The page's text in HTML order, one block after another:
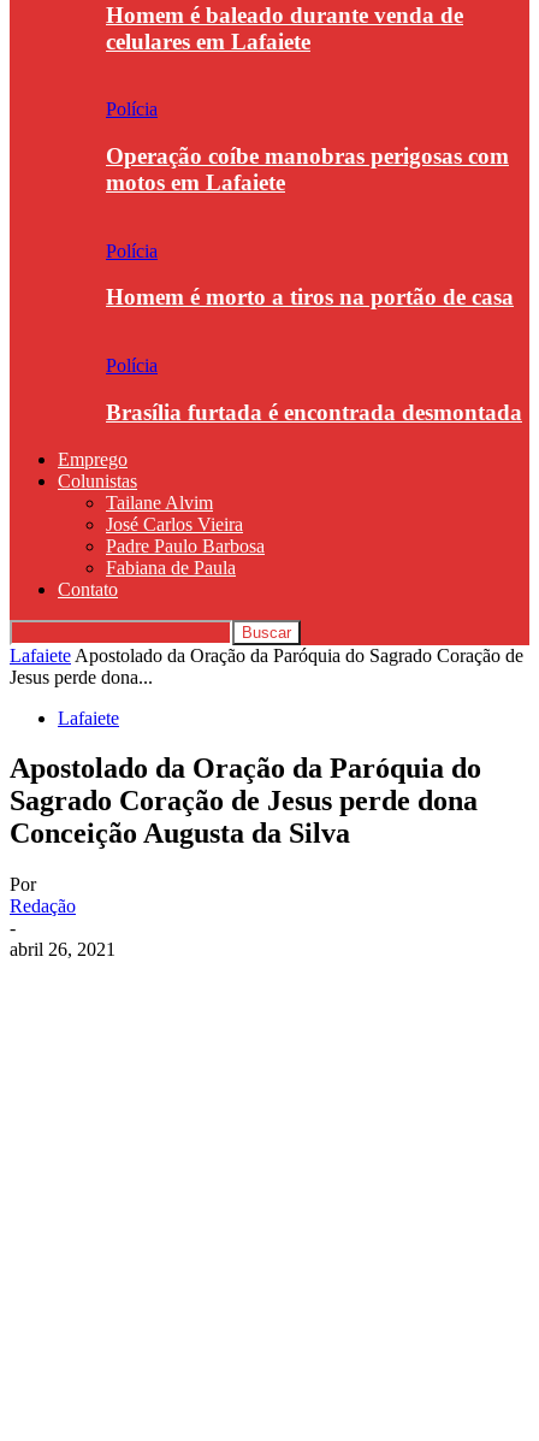
Homem é baleado durante venda de
celulares em Lafaiete
Polícia
Operação coíbe manobras perigosas com
motos em Lafaiete
Polícia
Homem é morto a tiros na portão de casa
Polícia
Brasília furtada é encontrada desmontada
Emprego
Colunistas
Tailane Alvim
José Carlos Vieira
Padre Paulo Barbosa
Fabiana de Paula
Contato
Lafaiete Apostolado da Oração da Paróquia do Sagrado Coração de
Jesus perde dona...
Lafaiete
Apostolado da Oração da Paróquia do
Sagrado Coração de Jesus perde dona
Conceição Augusta da Silva
Por
Redação
-
abril 26, 2021